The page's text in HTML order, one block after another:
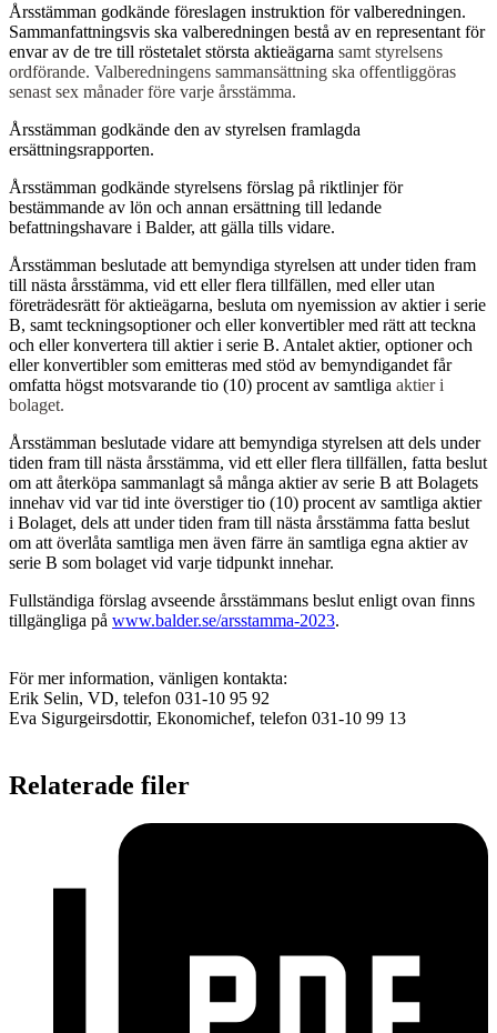
Årsstämman godkände föreslagen instruktion för valberedningen.
Sammanfattningsvis ska valberedningen bestå av en representant för
envar av de tre till röstetalet största aktieägarna samt styrelsens
ordförande. Valberedningens sammansättning ska offentliggöras
senast sex månader före varje årsstämma.
Årsstämman godkände den av styrelsen framlagda
ersättningsrapporten.
Årsstämman godkände styrelsens förslag på riktlinjer för
bestämmande av lön och annan ersättning till ledande
befattningshavare i Balder, att gälla tills vidare.
Årsstämman beslutade att bemyndiga styrelsen att under tiden fram
till nästa årsstämma, vid ett eller flera tillfällen, med eller utan
företrädesrätt för aktieägarna, besluta om nyemission av aktier i serie
B, samt teckningsoptioner och eller konvertibler med rätt att teckna
och eller konvertera till aktier i serie B. Antalet aktier, optioner och
eller konvertibler som emitteras med stöd av bemyndigandet får
omfatta högst motsvarande tio (10) procent av samtliga aktier i
bolaget.
Årsstämman beslutade vidare att bemyndiga styrelsen att dels under
tiden fram till nästa årsstämma, vid ett eller flera tillfällen, fatta beslut
om att återköpa sammanlagt så många aktier av serie B att Bolagets
innehav vid var tid inte överstiger tio (10) procent av samtliga aktier
i Bolaget, dels att under tiden fram till nästa årsstämma fatta beslut
om att överlåta samtliga men även färre än samtliga egna aktier av
serie B som bolaget vid varje tidpunkt innehar.
Fullständiga förslag avseende årsstämmans beslut enligt ovan finns
tillgängliga på www.balder.se/arsstamma-2023.
För mer information, vänligen kontakta:
Erik Selin, VD, telefon 031-10 95 92
Eva Sigurgeirsdottir, Ekonomichef, telefon 031-10 99 13
Relaterade filer